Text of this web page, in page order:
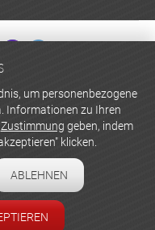
um personenbezogene
Informationen zu Ihren
Zustimmung geben, indem
klicken.
ABLEHNEN